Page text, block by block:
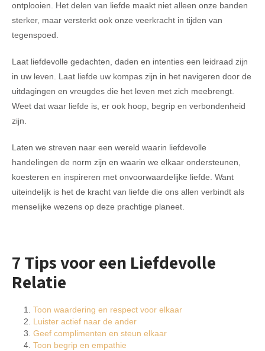
ontplooien. Het delen van liefde maakt niet alleen onze banden
sterker, maar versterkt ook onze veerkracht in tijden van
tegenspoed.
Laat liefdevolle gedachten, daden en intenties een leidraad zijn
in uw leven. Laat liefde uw kompas zijn in het navigeren door de
uitdagingen en vreugdes die het leven met zich meebrengt.
Weet dat waar liefde is, er ook hoop, begrip en verbondenheid
zijn.
Laten we streven naar een wereld waarin liefdevolle
handelingen de norm zijn en waarin we elkaar ondersteunen,
koesteren en inspireren met onvoorwaardelijke liefde. Want
uiteindelijk is het de kracht van liefde die ons allen verbindt als
menselijke wezens op deze prachtige planeet.
7 Tips voor een Liefdevolle
Relatie
Toon waardering en respect voor elkaar
Luister actief naar de ander
Geef complimenten en steun elkaar
Toon begrip en empathie